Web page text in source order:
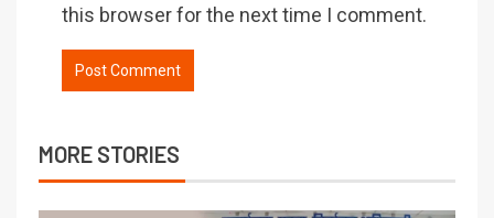
this browser for the next time I comment.
MORE STORIES